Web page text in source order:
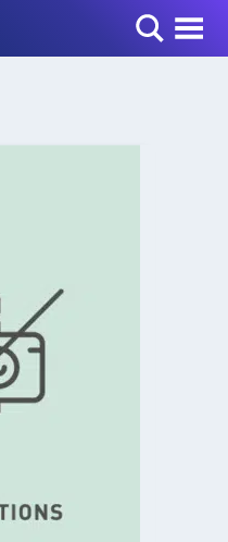
Toggle Menu